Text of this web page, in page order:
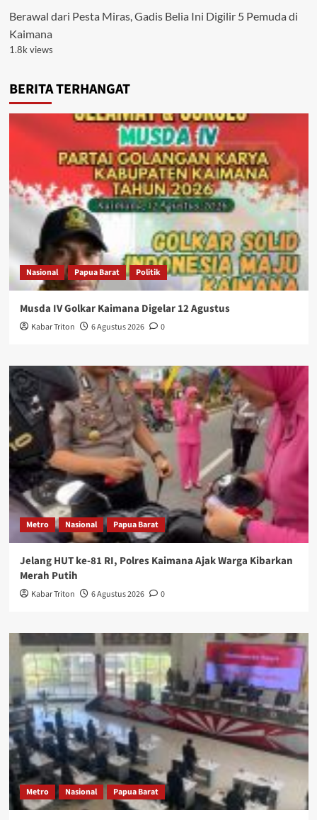
Berawal dari Pesta Miras, Gadis Belia Ini Digilir 5 Pemuda di
Kaimana
1.8k views
BERITA TERHANGAT
Nasional Papua Barat Politik
Musda IV Golkar Kaimana Digelar 12 Agustus
Kabar Triton 6 Agustus 2026 0
Metro Nasional Papua Barat
Jelang HUT ke-81 RI, Polres Kaimana Ajak Warga Kibarkan
Merah Putih
Kabar Triton 6 Agustus 2026 0
Metro Nasional Papua Barat